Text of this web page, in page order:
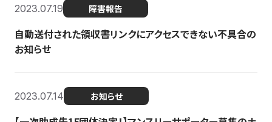
2023.07.19 障害報告
自動送付された領収書リンクにアクセスできない不具合の
お知らせ
2023.07.14 お知らせ